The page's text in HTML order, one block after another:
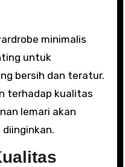
minimalis
untuk
bersih dan teratur.
terhadap kualitas
lemari akan